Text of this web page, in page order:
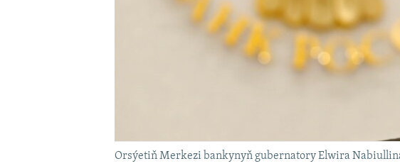
Orsýetiň Merkezi bankynyň gubernatory Elwira